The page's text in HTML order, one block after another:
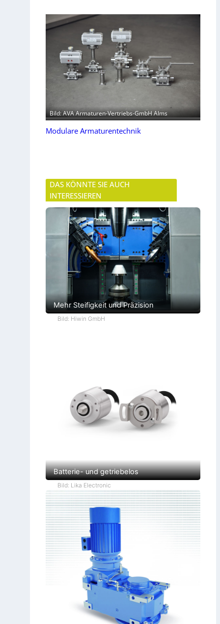
Bild: AVA Armaturen-Vertriebs-GmbH Alms
Modulare Armaturentechnik
DAS KÖNNTE SIE AUCH
INTERESSIEREN
Mehr Steifigkeit und Präzision
Bild: Hiwin GmbH
Batterie- und getriebelos
Bild: Lika Electronic